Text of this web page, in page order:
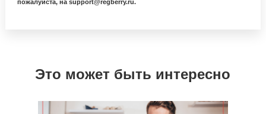
пожалуйста, на support@regberry.ru.
Это может быть интересно